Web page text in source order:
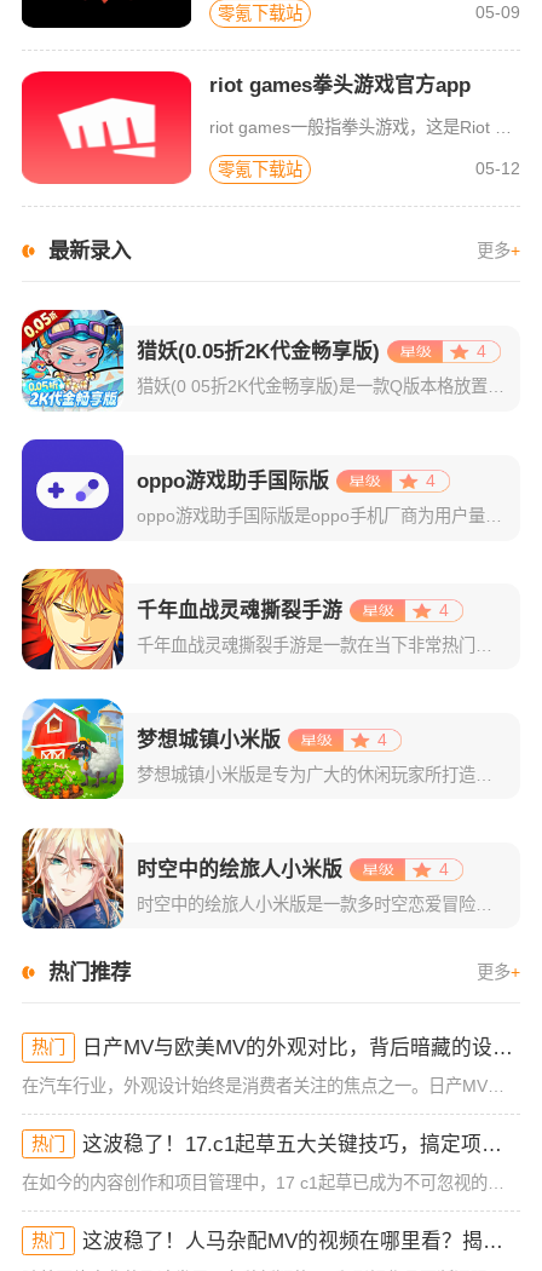
零氪下载站 05-09
riot games拳头游戏官方app
零氪下载站 05-12
最新录入 更多+
猎妖(0.05折2K代金畅享版)
4
oppo游戏助手国际版
4
千年血战灵魂撕裂手游
4
梦想城镇小米版
4
时空中的绘旅人小米版
4
热门推荐 更多+
热门 日产MV与欧美MV的外观对比，背后暗藏的设计思路竟然是这样！
在汽车行业，外观设计始终是消费者关注的焦点之一。日产MV（Microvan）与欧美市场的微型车，虽然功能和定位相似，但它们的外观设计却有着鲜明的区别。很多人可能已经注意到，日产MV的造型与欧美MV在细
热门 这波稳了！17.c1起草五大关键技巧，搞定项目绝对无压力！
在如今的内容创作和项目管理中，17 c1起草已成为不可忽视的一项技能，尤其是对于那些从事高效工作的专业人士来说。掌握17 c1起草的核心技巧，不仅能够帮助你提升工作效率，还能让你在各种项目中脱颖而出。
热门 这波稳了！人马杂配MV的视频在哪里看？揭秘背后藏不住的神秘宝藏！